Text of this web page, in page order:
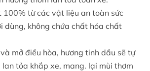
100% từ các vật liệu an toàn sức
dùng, không chứa chất hóa chất
mở điều hòa, hương tinh dầu sẽ tự
lan tỏa khắp xe, mang. lại mùi thơm